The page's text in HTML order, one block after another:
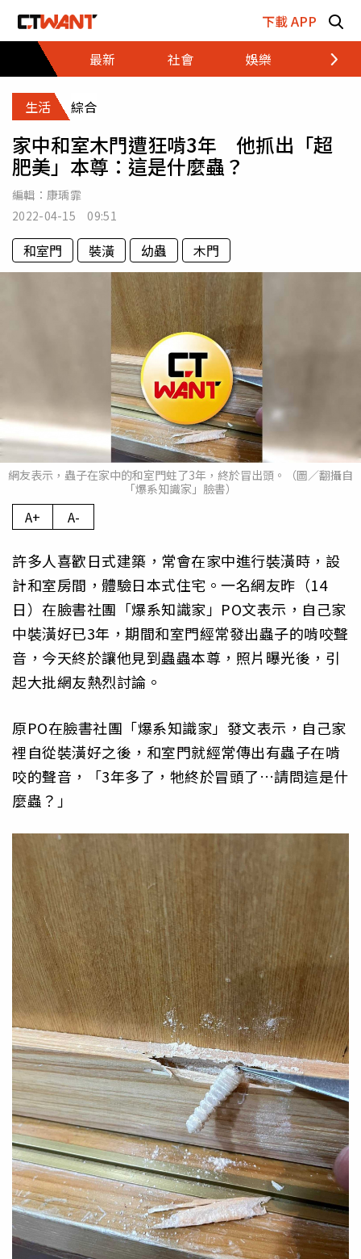
下載 APP
最新
社會 娛樂 財經
生活 綜合
家中和室木門遭狂啃3年 他抓出「超
肥美」本尊：這是什麼蟲？
編輯： 康瑀霏
2022-04-15 09:51
和室門 裝潢 幼蟲 木門
網友表示，蟲子在家中的和室門蛀了3年，終於冒出頭。（圖／翻攝自
「爆系知識家」臉書）
A+ A-
許多人喜歡日式建築，常會在家中進行裝潢時，設
計和室房間，體驗日本式住宅。一名網友昨（14
日）在臉書社團「爆系知識家」PO文表示，自己家
中裝潢好已3年，期間和室門經常發出蟲子的啃咬聲
音，今天終於讓他見到蟲蟲本尊，照片曝光後，引
起大批網友熱烈討論。
原PO在臉書社團「爆系知識家」發文表示，自己家
裡自從裝潢好之後，和室門就經常傳出有蟲子在啃
咬的聲音，「3年多了，牠終於冒頭了…請問這是什
麼蟲？」